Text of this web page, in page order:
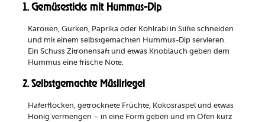
1. Gemüsesticks mit Hummus-Dip
Karotten, Gurken, Paprika oder Kohlrabi in Stifte schneiden
und mit einem selbstgemachten Hummus-Dip servieren.
Ein Schuss Zitronensaft und etwas Knoblauch geben dem
Hummus eine frische Note.
2. Selbstgemachte Müsliriegel
Haferflocken, getrocknete Früchte, Kokosraspel und etwas
Honig vermengen – in eine Form geben und im Ofen kurz